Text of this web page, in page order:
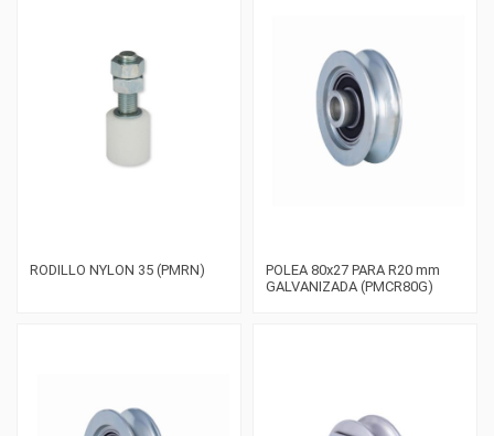
RODILLO NYLON 35 (PMRN)
POLEA 80x27 PARA R20 mm
GALVANIZADA (PMCR80G)